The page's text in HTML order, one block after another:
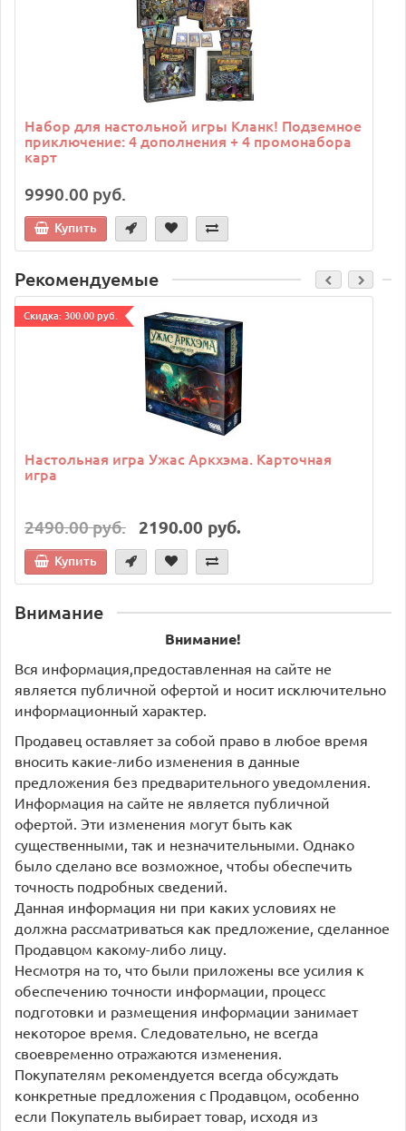
Набор для настольной игры Кланк! Подземное
приключение: 4 дополнения + 4 промонабора
карт
9990.00 руб.
Купить
Рекомендуемые
Cкидка: 300.00 руб.
Настольная игра Ужас Аркхэма. Карточная
игра
2490.00 руб. 2190.00 руб.
Купить
Внимание
Внимание!
Вся информация,предоставленная на сайте не
является публичной офертой и носит исключительно
информационный характер.
Продавец оставляет за собой право в любое время
вносить какие-либо изменения в данные
предложения без предварительного уведомления.
Информация на сайте не является публичной
офертой. Эти изменения могут быть как
существенными, так и незначительными. Однако
было сделано все возможное, чтобы обеспечить
точность подробных сведений.
Данная информация ни при каких условиях не
должна рассматриваться как предложение, сделанное
Продавцом какому-либо лицу.
Несмотря на то, что были приложены все усилия к
обеспечению точности информации, процесс
подготовки и размещения информации занимает
некоторое время. Следовательно, не всегда
своевременно отражаются изменения.
Покупателям рекомендуется всегда обсуждать
конкретные предложения с Продавцом, особенно
если Покупатель выбирает товар, исходя из